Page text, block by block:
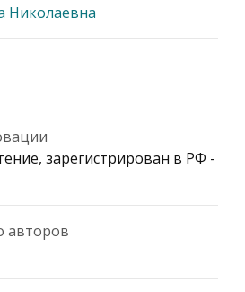
Николаевна
зарегистрирован в РФ -
авторов